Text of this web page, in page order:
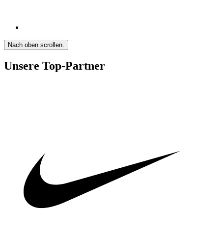
Nach oben scrollen.
Unsere Top-Partner